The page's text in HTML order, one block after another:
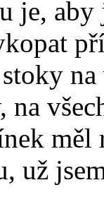
je,
už